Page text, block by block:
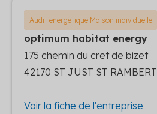
Audit energetique Maison individuelle
optimum habitat energy
175 chemin du cret de bizet
42170 ST JUST ST RAMBERT
Voir la fiche de l'entreprise